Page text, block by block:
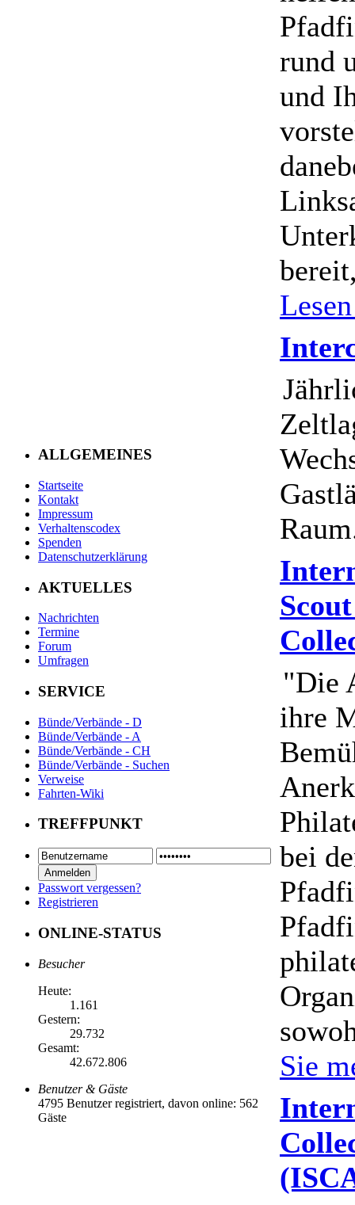
ALLGEMEINES
Startseite
Kontakt
Impressum
Verhaltenscodex
Spenden
Datenschutzerklärung
AKTUELLES
Nachrichten
Termine
Forum
Umfragen
SERVICE
Bünde/Verbände - D
Bünde/Verbände - A
Bünde/Verbände - CH
Bünde/Verbände - Suchen
Verweise
Fahrten-Wiki
TREFFPUNKT
Passwort vergessen?
Registrieren
ONLINE-STATUS
Besucher
Heute:
1.161
Gestern:
29.732
Gesamt:
42.672.806
Benutzer & Gäste
4795 Benutzer registriert, davon online: 562
Gäste
rund
und
"Die
ihre
bei
Sie